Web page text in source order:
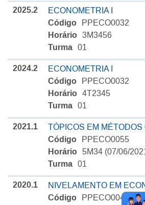
2025.2
ECONOMETRIA I
Código
PPECO0032
Horário 3M3456
Turma 01
2024.2
ECONOMETRIA I
Código
PPECO0032
Horário 4T2345
Turma 01
2021.1
TÓPICOS EM MÉTODOS
Código
PPECO0055
Horário 5M34 (07/06/
Turma 01
2020.1
NIVELAMENTO EM
Código
PPECO0046